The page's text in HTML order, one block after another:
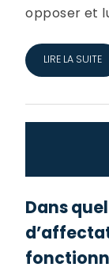
opposer et
LIRE LA SUITE
Dans